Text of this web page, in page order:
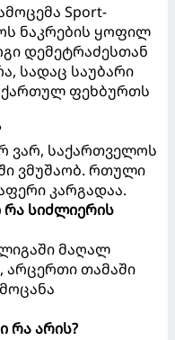
Sport-
ნაკრების ყოფილ
დემეტრაძესთან
სადაც საუბარი
ქართულ ფეხბურთს
ვარ, საქართველოს
ვმუშაობ. რთული
კარგადაა.
რა სიძლიერის
მაღალ
არცერთი თამაში
რა არის?